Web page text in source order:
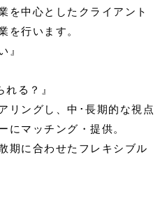
を中心としたクライアント
を行います。
』
る？』
リングし、中･長期的な視点
にマッチング・提供。
期に合わせたフレキシブル